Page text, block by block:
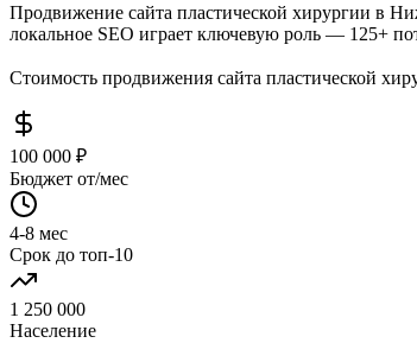
Продвижение сайта пластической хирургии в
локальное SEO играет ключевую роль — 125+
Стоимость продвижения сайта пластической
100 000 ₽
Бюджет от/мес
4-8 мес
Срок до топ-10
1 250 000
Население